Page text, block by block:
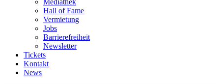
Hall of Fame
Vermietung
Jobs
Barrierefreiheit
Newsletter
Tickets
Kontakt
News